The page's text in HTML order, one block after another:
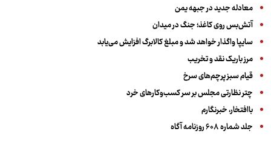
معادله جدید در جبهه یمن
آتش‌بس روی کاغذ؛ جنگ در میدان
سایپا واگذار خواهد شد و مبلغ کالابرگ افزایش می‌یابد
مرز باریک نقد و تخریب
قیام سبز پرچم‌های سرخ
چتر نظارتی مجلس بر سر کسب‌وکارهای خرد
باافتخار، خبرنگارم
جلد شماره ۶۰۸ روزنامه آگاه